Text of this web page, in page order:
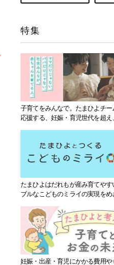
特集
子育てをみんなで。たまひよチ
応援する、妊娠・育児世代を超
たまひよはだれもが産み育てや
ブルなこどものミライの実現を
妊娠・出産・育児にかかる費用